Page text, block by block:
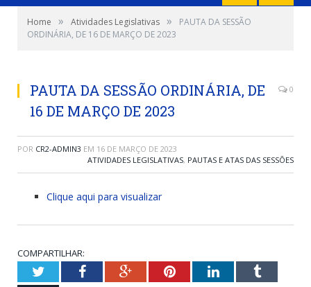
Home » Atividades Legislativas »
PAUTA DA SESSÃO
ORDINÁRIA, DE 16 DE MARÇO DE 2023
PAUTA DA SESSÃO ORDINÁRIA, DE
16 DE MARÇO DE 2023
0
POR CR2-ADMIN3 EM 16 DE MARÇO DE 2023
ATIVIDADES LEGISLATIVAS, PAUTAS E ATAS DAS SESSÕES
Clique aqui para visualizar
COMPARTILHAR:
TwitterFacebookGoogle+PinterestLinkedInTumblr